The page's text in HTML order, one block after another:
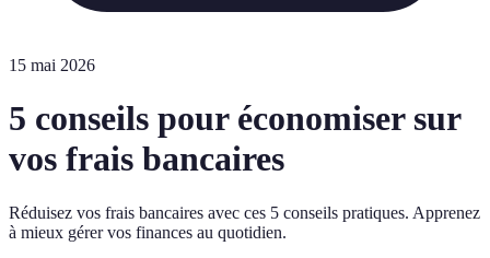
15 mai 2026
5 conseils pour économiser sur
vos frais bancaires
Réduisez vos frais bancaires avec ces 5 conseils pratiques. Apprenez
à mieux gérer vos finances au quotidien.